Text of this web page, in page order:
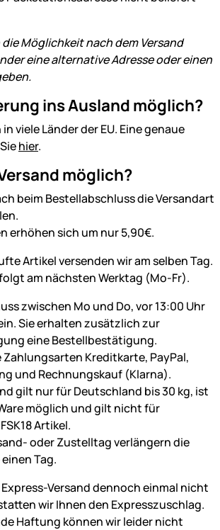
Möglichkeit nach dem Versand
eine alternative Adresse oder einen
ins Ausland möglich?
viele Länder der EU. Eine genaue
hier.
möglich?
beim Bestellabschluss die Versandart
erhöhen sich um nur 5,90€.
Artikel versenden wir am selben Tag.
am nächsten Werktag (Mo-Fr).
zwischen Mo und Do, vor 13:00 Uhr
Sie erhalten zusätzlich zur
eine Bestellbestätigung.
Kreditkarte, PayPal,
und Rechnungskauf (Klarna).
gilt nur für Deutschland bis 30 kg, ist
möglich und gilt nicht für
Artikel.
oder Zustelltag verlängern die
Tag.
Versand dennoch einmal nicht
wir Ihnen den Expresszuschlag.
Haftung können wir leider nicht